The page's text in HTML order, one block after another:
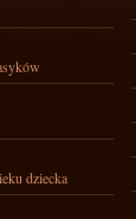
dziecka